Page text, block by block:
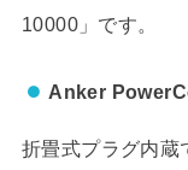
10000」です。
Anker
折畳式プラグ内蔵